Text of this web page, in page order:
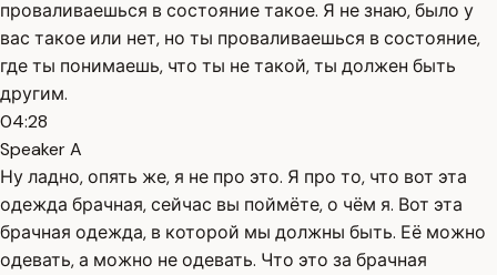
проваливаешься в состояние такое. Я не знаю, было у
вас такое или нет, но ты проваливаешься в состояние,
где ты понимаешь, что ты не такой, ты должен быть
другим.
04:28
Speaker A
Ну ладно, опять же, я не про это. Я про то, что вот эта
одежда брачная, сейчас вы поймёте, о чём я. Вот эта
брачная одежда, в которой мы должны быть. Её можно
одевать, а можно не одевать. Что это за брачная